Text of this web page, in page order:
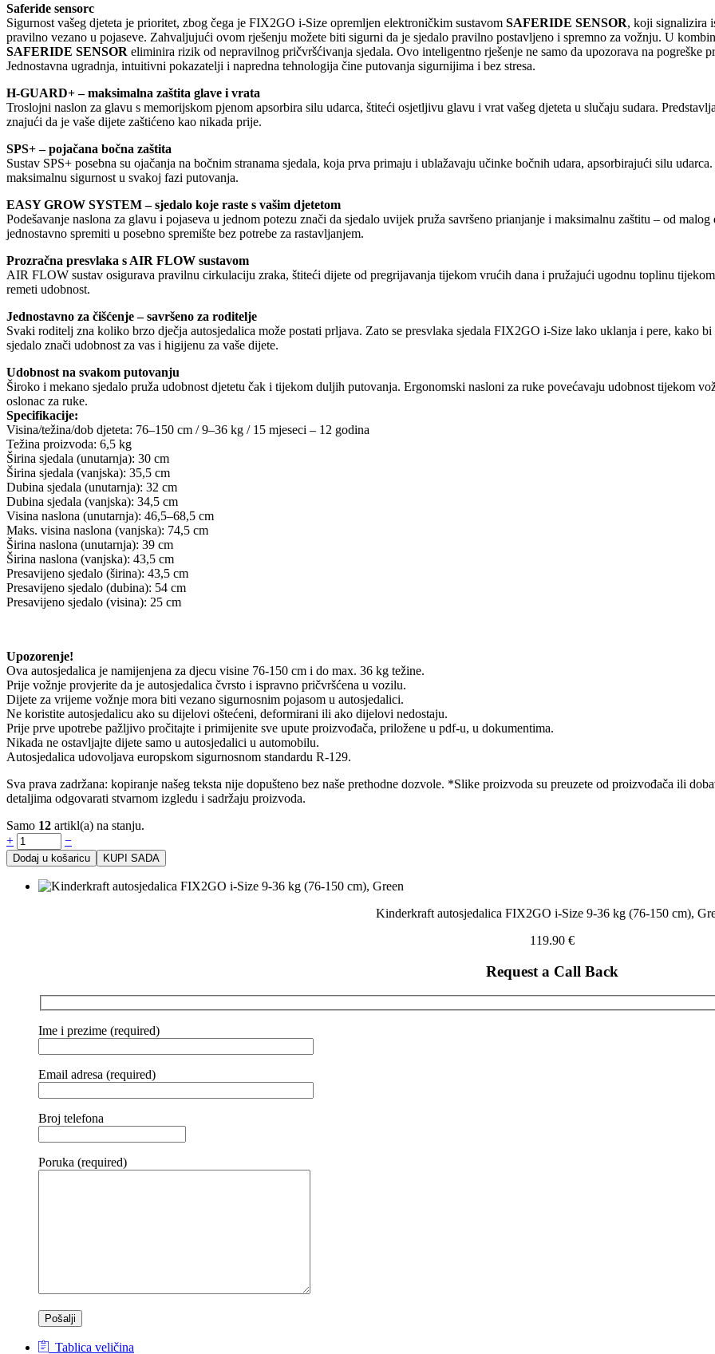
Saferide sensorc
Sigurnost vašeg djeteta je prioritet, zbog čega je FIX2GO i-Size opremljen elektroničkim sustavom SAFERIDE SENSOR, koji signalizira
pravilno vezano u pojaseve. Zahvaljujući ovom rješenju možete biti sigurni da je sjedalo pravilno postavljeno i spremno za vožnju. U
SAFERIDE SENSOR eliminira rizik od nepravilnog pričvršćivanja sjedala. Ovo inteligentno rješenje ne samo da upozorava na pogreške
Jednostavna ugradnja, intuitivni pokazatelji i napredna tehnologija čine putovanja sigurnijima i bez stresa.
H-GUARD+ – maksimalna zaštita glave i vrata
Troslojni naslon za glavu s memorijskom pjenom apsorbira silu udarca, štiteći osjetljivu glavu i vrat vašeg djeteta u slučaju sudara.
znajući da je vaše dijete zaštićeno kao nikada prije.
SPS+ – pojačana bočna zaštita
Sustav SPS+ posebna su ojačanja na bočnim stranama sjedala, koja prva primaju i ublažavaju učinke bočnih udara, apsorbirajući silu
maksimalnu sigurnost u svakoj fazi putovanja.
EASY GROW SYSTEM – sjedalo koje raste s vašim djetetom
Podešavanje naslona za glavu i pojaseva u jednom potezu znači da sjedalo uvijek pruža savršeno prianjanje i maksimalnu zaštitu – od
jednostavno spremiti u posebno spremište bez potrebe za rastavljanjem.
Prozračna presvlaka s AIR FLOW sustavom
AIR FLOW sustav osigurava pravilnu cirkulaciju zraka, štiteći dijete od pregrijavanja tijekom vrućih dana i pružajući ugodnu toplinu
remeti udobnost.
Jednostavno za čišćenje – savršeno za roditelje
Svaki roditelj zna koliko brzo dječja autosjedalica može postati prljava. Zato se presvlaka sjedala FIX2GO i-Size lako uklanja i pere, kako
sjedalo znači udobnost za vas i higijenu za vaše dijete.
Udobnost na svakom putovanju
Široko i mekano sjedalo pruža udobnost djetetu čak i tijekom duljih putovanja. Ergonomski nasloni za ruke povećavaju udobnost tijekom
oslonac za ruke.
Specifikacije:
Visina/težina/dob djeteta: 76–150 cm / 9–36 kg / 15 mjeseci – 12 godina
Težina proizvoda: 6,5 kg
Širina sjedala (unutarnja): 30 cm
Širina sjedala (vanjska): 35,5 cm
Dubina sjedala (unutarnja): 32 cm
Dubina sjedala (vanjska): 34,5 cm
Visina naslona (unutarnja): 46,5–68,5 cm
Maks. visina naslona (vanjska): 74,5 cm
Širina naslona (unutarnja): 39 cm
Širina naslona (vanjska): 43,5 cm
Presavijeno sjedalo (širina): 43,5 cm
Presavijeno sjedalo (dubina): 54 cm
Presavijeno sjedalo (visina): 25 cm
Upozorenje!
Ova autosjedalica je namijenjena za djecu visine 76-150 cm i do max. 36 kg težine.
Prije vožnje provjerite da je autosjedalica čvrsto i ispravno pričvršćena u vozilu.
Dijete za vrijeme vožnje mora biti vezano sigurnosnim pojasom u autosjedalici.
Ne koristite autosjedalicu ako su dijelovi oštećeni, deformirani ili ako dijelovi nedostaju.
Prije prve upotrebe pažljivo pročitajte i primijenite sve upute proizvođača, priložene u pdf-u, u dokumentima.
Nikada ne ostavljajte dijete samo u autosjedalici u automobilu.
Autosjedalica udovoljava europskom sigurnosnom standardu R-129.
Sva prava zadržana: kopiranje našeg teksta nije dopušteno bez naše prethodne dozvole. *Slike proizvoda su preuzete od proizvođača ili
detaljima odgovarati stvarnom izgledu i sadržaju proizvoda.
Samo 12 artikl(a) na stanju.
+
−
Dodaj u košaricu KUPI SADA
Kinderkraft autosjedalica FIX2GO i-Size 9-36 kg (76-150 cm),
119.90 €
Request a Call Back
Ime i prezime (required)
Email adresa (required)
Broj telefona
Poruka (required)
Tablica veličina